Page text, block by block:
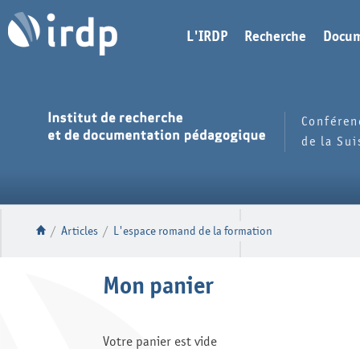
L'IRDP Recherche
de la
/ Articles / L'espace romand de la formation
Mon panier
Votre panier est vide